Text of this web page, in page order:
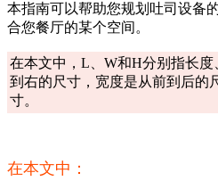
本指南可以帮助您规划吐司设备
合您餐厅的某个空间。
在本文中，L、W和H分别指长
到右的尺寸，宽度是从前到后的
寸。
在本文中：